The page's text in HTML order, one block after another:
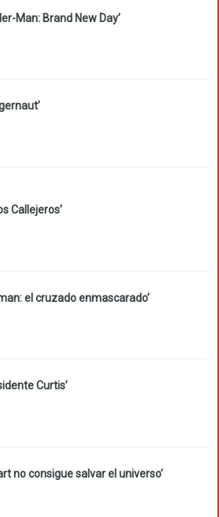
Man: Brand New Day’
Callejeros’
el cruzado enmascarado’
Curtis’
no consigue salvar el universo’